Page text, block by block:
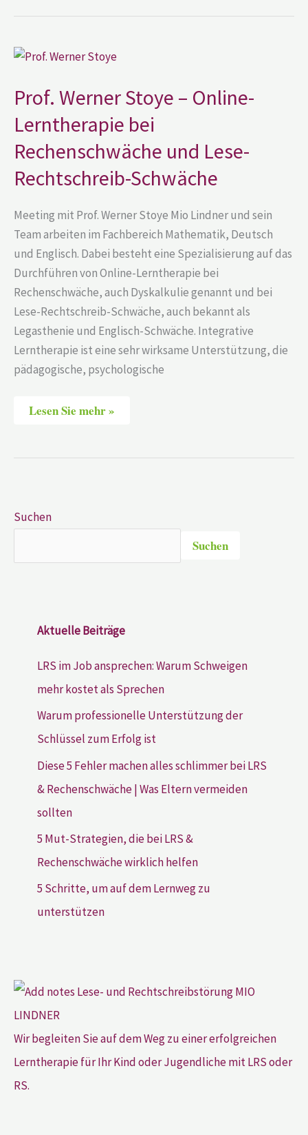
Prof. Werner Stoye – Online-
Lerntherapie bei
Rechenschwäche und Lese-
Rechtschreib-Schwäche
Meeting mit Prof. Werner Stoye Mio Lindner und sein
Team arbeiten im Fachbereich Mathematik, Deutsch
und Englisch. Dabei besteht eine Spezialisierung auf das
Durchführen von Online-Lerntherapie bei
Rechenschwäche, auch Dyskalkulie genannt und bei
Lese-Rechtschreib-Schwäche, auch bekannt als
Legasthenie und Englisch-Schwäche. Integrative
Lerntherapie ist eine sehr wirksame Unterstützung, die
pädagogische, psychologische
Prof.
Werner
Online-
Lerntherapie
bei
Rechenschwäche
und
Lese-
Rechtschreib-
Schwäche
Lesen Sie mehr »
Suchen
Suchen
Aktuelle Beiträge
LRS im Job ansprechen: Warum Schweigen
mehr kostet als Sprechen
Warum professionelle Unterstützung der
Schlüssel zum Erfolg ist
Diese 5 Fehler machen alles schlimmer bei LRS
& Rechenschwäche | Was Eltern vermeiden
sollten
5 Mut-Strategien, die bei LRS &
Rechenschwäche wirklich helfen
5 Schritte, um auf dem Lernweg zu
unterstützen
Wir begleiten Sie auf dem Weg zu einer erfolgreichen
Lerntherapie für Ihr Kind oder Jugendliche mit LRS oder
RS.